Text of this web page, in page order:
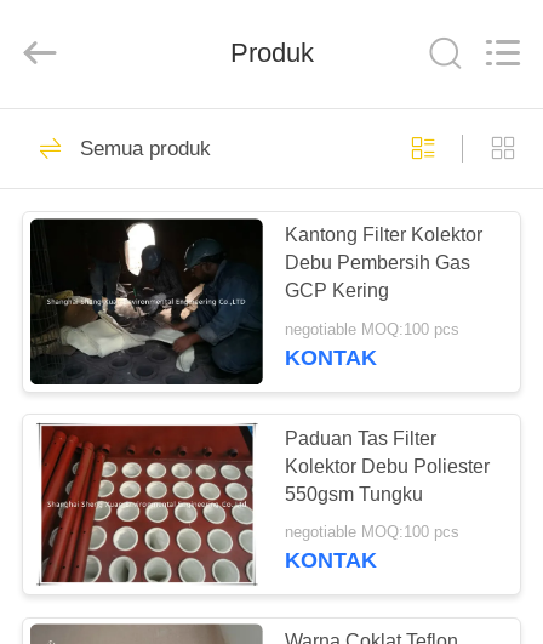
RUMAH
PRODUK
TENTANG
KAMI
TUR
PABRIK
KONTROL
KUALITAS
HUBUNGI
Rights
Kain Filter Industri
Kain Seluncur
Udara
27
Produk
Semua produk
Kantong Filter Kolektor
Debu Pembersih Gas
GCP Kering
negotiable MOQ:100 pcs
KONTAK
Paduan Tas Filter
Kolektor Debu Poliester
550gsm Tungku
negotiable MOQ:100 pcs
KONTAK